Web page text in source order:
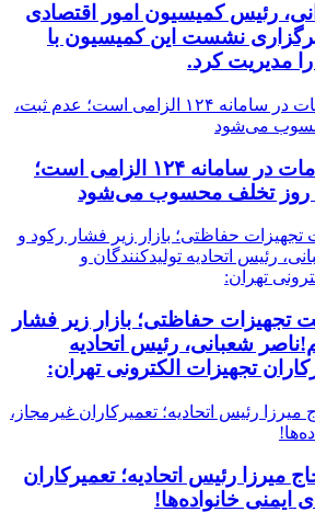
رئیس کمیسیون امور اقتصادی
برگزاری نشست این کمیسیون با
مدیریت کرد.
ثبت قیمت کالا و خدمات در سامانه ۱۲۴ الزامی است؛
حفاظتی؛ بازار زیر فشار
شعبانی، رئیس اتحادیه
تجهیزات الکترونی تهران:
میرزا رئیس اتحادیه؛ تعمیرکاران
ایمنی خانواده‌ها!